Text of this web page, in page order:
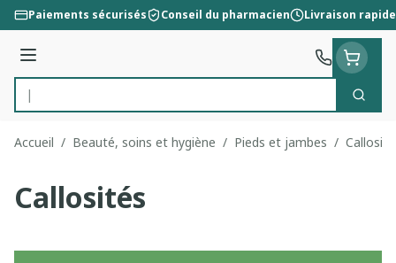
Aller au contenu
Paiements sécurisés Conseil du pharmacien Livraison rapide
Menu
Rechercher
Accueil / Beauté, soins et hygiène / Pieds et jambes /
Callosités